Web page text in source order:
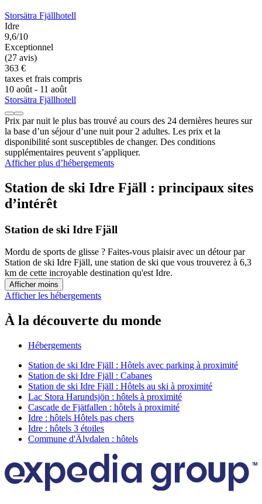
Storsätra Fjällhotell
Idre
9,6/10
Exceptionnel
(27 avis)
363 €
taxes et frais compris
10 août - 11 août
Storsätra Fjällhotell
Prix par nuit le plus bas trouvé au cours des 24 dernières heures sur
la base d’un séjour d’une nuit pour 2 adultes. Les prix et la
disponibilité sont susceptibles de changer. Des conditions
supplémentaires peuvent s’appliquer.
Afficher plus d’hébergements
Station de ski Idre Fjäll : principaux sites
d’intérêt
Station de ski Idre Fjäll
Mordu de sports de glisse ? Faites-vous plaisir avec un détour par
Station de ski Idre Fjäll, une station de ski que vous trouverez à 6,3
km de cette incroyable destination qu'est Idre.
Afficher moins
Afficher les hébergements
À la découverte du monde
Hébergements
Station de ski Idre Fjäll : Hôtels avec parking à proximité
Station de ski Idre Fjäll : Cabanes
Station de ski Idre Fjäll : Hôtels au ski à proximité
Lac Stora Harundsjön : hôtels à proximité
Cascade de Fjätfallen : hôtels à proximité
Idre : hôtels Hôtels pas chers
Idre : hôtels 3 étoiles
Commune d'Älvdalen : hôtels